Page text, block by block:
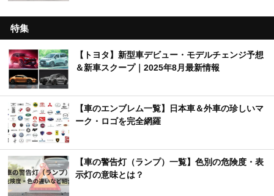
特集
【トヨタ】新型車デビュー・モデルチェンジ予想
＆新車スクープ｜2025年8月最新情報
【車のエンブレム一覧】日本車＆外車の珍しいマ
ーク・ロゴを完全網羅
【車の警告灯（ランプ）一覧】色別の危険度・表
示灯の意味とは？